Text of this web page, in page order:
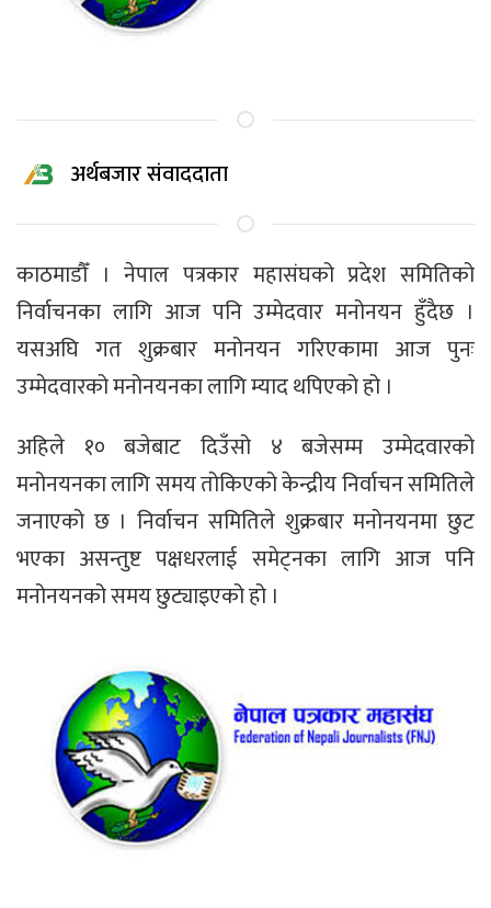
अर्थबजार संवाददाता
काठमाडौँ । नेपाल पत्रकार महासंघको प्रदेश समितिको
निर्वाचनका लागि आज पनि उम्मेदवार मनोनयन हुँदैछ ।
यसअघि गत शुक्रबार मनोनयन गरिएकामा आज पुनः
उम्मेदवारको मनोनयनका लागि म्याद थपिएको हो ।
अहिले १० बजेबाट दिउँसो ४ बजेसम्म उम्मेदवारको
मनोनयनका लागि समय तोकिएको केन्द्रीय निर्वाचन समितिले
जनाएको छ । निर्वाचन समितिले शुक्रबार मनोनयनमा छुट
भएका असन्तुष्ट पक्षधरलाई समेट्नका लागि आज पनि
मनोनयनको समय छुट्याइएको हो ।